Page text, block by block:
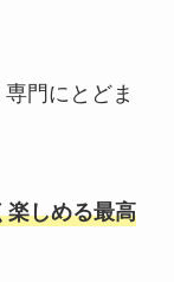
門にとどま
楽しめる最高